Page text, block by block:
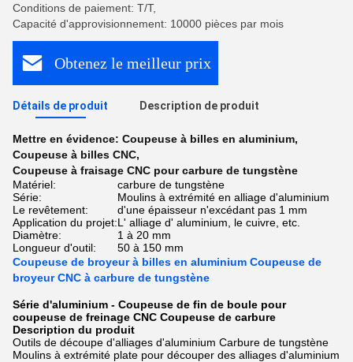
Conditions de paiement: T/T,
Capacité d'approvisionnement: 10000 pièces par mois
Obtenez le meilleur prix
Détails de produit Description de produit
Mettre en évidence: Coupeuse à billes en aluminium,
Coupeuse à billes CNC,
Coupeuse à fraisage CNC pour carbure de tungstène
Matériel:
carbure de tungstène
Série:
Moulins à extrémité en alliage d'aluminium
Le revêtement:
d'une épaisseur n'excédant pas 1 mm
Application du projet:L' alliage d' aluminium, le cuivre, etc.
Diamètre:
1 à 20 mm
Longueur d'outil:
50 à 150 mm
Coupeuse de broyeur à billes en aluminium Coupeuse de
broyeur CNC à carbure de tungstène
Série d'aluminium - Coupeuse de fin de boule pour
coupeuse de freinage CNC Coupeuse de carbure
Description du produit
Outils de découpe d'alliages d'aluminium Carbure de tungstène
Moulins à extrémité plate pour découper des alliages d'aluminium